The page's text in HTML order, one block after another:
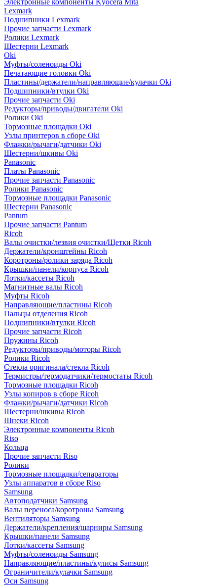
Электронные компоненты Kyocera Mita
Lexmark
Подшипники Lexmark
Прочие запчасти Lexmark
Ролики Lexmark
Шестерни Lexmark
Oki
Муфты/соленоиды Oki
Печатающие головки Oki
Пластины/держатели/направляющие/кулачки Oki
Подшипники/втулки Oki
Прочие запчасти Oki
Редукторы/приводы/двигатели Oki
Ролики Oki
Тормозные площадки Oki
Узлы принтеров в сборе Oki
Флажки/рычаги/датчики Oki
Шестерни/шкивы Oki
Panasonic
Платы Panasonic
Прочие запчасти Panasonic
Ролики Panasonic
Тормозные площадки Panasonic
Шестерни Panasonic
Pantum
Прочие запчасти Pantum
Ricoh
Валы очистки/лезвия очистки/Щетки Ricoh
Держатели/кронштейны Ricoh
Коротроны/ролики заряда Ricoh
Крышки/панели/корпуса Ricoh
Лотки/кассеты Ricoh
Магнитные валы Ricoh
Муфты Ricoh
Направляющие/пластины Ricoh
Пальцы отделения Ricoh
Подшипники/втулки Ricoh
Прочие запчасти Ricoh
Пружины Ricoh
Редукторы/приводы/моторы Ricoh
Ролики Ricoh
Стекла оригинала/стекла Ricoh
Термистры/термодатчики/термостаты Ricoh
Тормозные площадки Ricoh
Узлы копиров в сборе Ricoh
Флажки/рычаги/датчики Ricoh
Шестерни/шкивы Ricoh
Шнеки Ricoh
Электронные компоненты Ricoh
Riso
Кольца
Прочие запчасти Riso
Ролики
Тормозные площадки/сепараторы
Узлы аппаратов в сборе Riso
Samsung
Автоподатчики Samsung
Валы переноса/коротроны Samsung
Вентиляторы Samsung
Держатели/крепления/шарниры Samsung
Крышки/панели Samsung
Лотки/кассеты Samsung
Муфты/соленоиды Samsung
Направляющие/пластины/кулисы Samsung
Ограничители/кулачки Samsung
Оси Samsung